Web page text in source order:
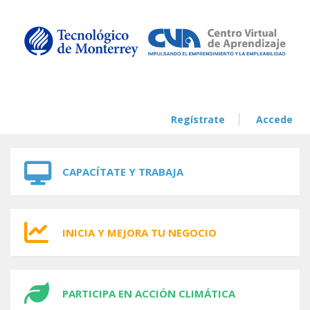
Regístrate Accede
CAPACÍTATE Y TRABAJA
INICIA Y MEJORA TU NEGOCIO
PARTICIPA EN ACCIÓN CLIMÁTICA